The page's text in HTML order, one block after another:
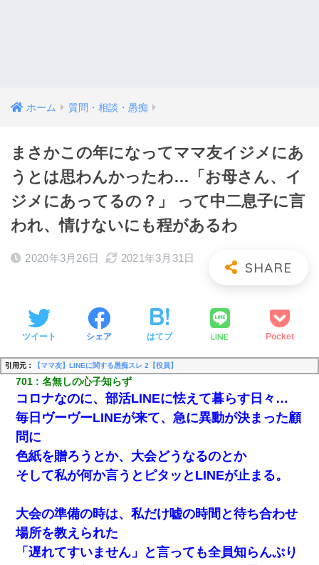
ホーム 質問・相談・愚痴
まさかこの年になってママ友イジメにあ
うとは思わんかったわ…「お母さん、イ
ジメにあってるの？」 って中二息子に言
われ、情けないにも程があるわ
2020年3月26日 2021年3月31日
ツイート シェア はてブ LINE Pocket
引用元： 【ママ友】LINEに関する愚痴スレ 2【役員】
701 名無しの心子知らず
コロナなのに、部活LINEに怯えて暮らす日々…
毎日ヴーヴーLINEが来て、急に異動が決まった顧
問に
色紙を贈ろうとか、大会どうなるのとか
そして私が何か言うとピタッとLINEが止まる。
大会の準備の時は、私だけ嘘の時間と待ち合わせ
場所を教えられた
「遅れてすいません」と言っても全員知らんぷり